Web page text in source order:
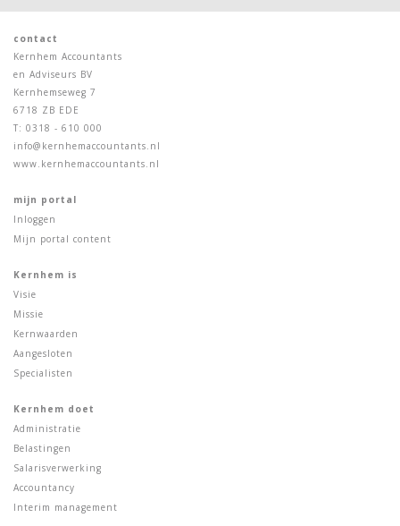
contact
Kernhem Accountants
en Adviseurs BV
Kernhemseweg 7
6718 ZB EDE
T: 0318 - 610 000
info@kernhemaccountants.nl
www.kernhemaccountants.nl
mijn portal
Inloggen
Mijn portal content
Kernhem is
Visie
Missie
Kernwaarden
Aangesloten
Specialisten
Kernhem doet
Administratie
Belastingen
Salarisverwerking
Accountancy
Interim management